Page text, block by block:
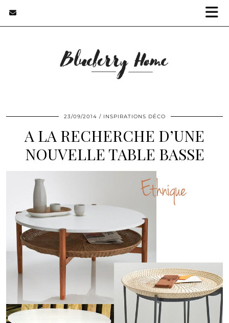
23/09/2014 INSPIRATIONS DÉCO
A LA RECHERCHE D’UNE
NOUVELLE TABLE BASSE